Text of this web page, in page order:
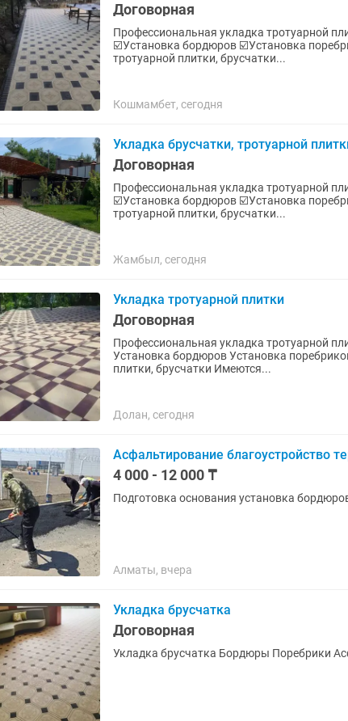
Договорная
Профессиональная укладка тротуарной
☑️Установка бордюров ☑️Установка поребриков ☑️Установка сливных арыков ☑️Укладка
тротуарной плитки, брусчатки...
Кошмамбет, сегодня
Укладка брусчатки, тротуарной
Договорная
Профессиональная укладка тротуарной
☑️Установка бордюров ☑️Установка поребриков ☑️Установка сливных арыков ☑️Укладка
тротуарной плитки, брусчатки...
Жамбыл, сегодня
Укладка тротуарной плитки
Договорная
Профессиональная укладка тротуарной
Установка бордюров Установка поребриков Установка сливных арыков Укладка тротуарной
плитки, брусчатки Имеются...
Долан, сегодня
Асфальтирование благоустройство
4 000 - 12 000 ₸
Подготовка основания установка
Алматы, вчера
Укладка брусчатка
Договорная
Укладка брусчатка Бордюры Поребрики